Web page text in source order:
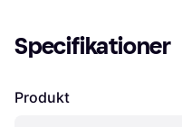
Specifikationer
Produkt